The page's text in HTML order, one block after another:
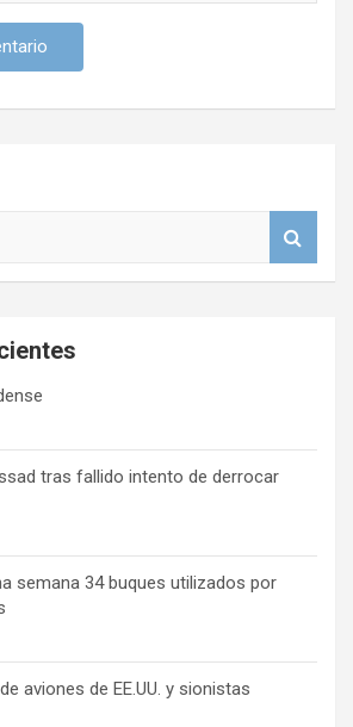
tras fallido intento de derrocar
semana 34 buques utilizados por
aviones de EE.UU. y sionistas